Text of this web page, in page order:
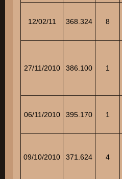
12/02/11 368.324 8
27/11/2010 386.100 1
06/11/2010 395.170 1
09/10/2010 371.624 4